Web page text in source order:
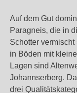
Auf dem Gut
Paragneis, die in
Schotter
in Böden mit
Lagen sind
Johannserberg.
drei